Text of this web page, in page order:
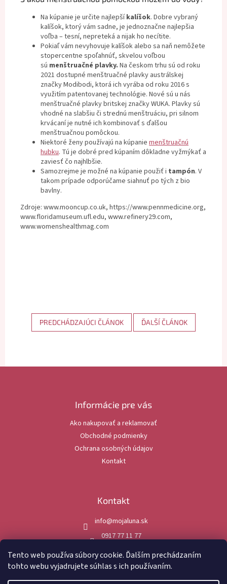
Tento web používa súbory cookie. Ďalším prechádzaním
tohto webu vyjadrujete súhlas s ich používaním.
Na kúpanie je určite najlepší kalíšok. Dobre vybraný
kalíšok, ktorý vám sadne, je jednoznačne najlepšia
voľba – tesní, nepreteká a nijak ho necítite.
Pokiaľ vám nevyhovuje kalíšok alebo sa naň nemôžete
stopercentne spoľahnúť, skvelou voľbou
sú menštruačné plavky. Na českom trhu sú od roku
2021 dostupné menštruačné plavky austrálskej
značkyModibodi, ktorá ich vyrába od roku 2016 s
využitím patentovanej technológie. Nové sú u nás
menštruačné plavky britskej značkyWUKA. Plavky sú
vhodné na slabšiu či strednú menštruáciu, pri silnom
krvácaní je nutné ich kombinovať s ďalšou
menštruačnou pomôckou.
Niektoré ženy používajú na kúpanie menštruačnú
hubku. Tú je dobré pred kúpaním dôkladne vyžmýkať a
zaviesť čo najhlbšie.
Samozrejme je možné na kúpanie použiť i tampón. V
takom prípade odporúčame siahnuť po tých z bio
bavlny.
Zdroje: www.mooncup.co.uk, https://www.pennmedicine.org,
www.floridamuseum.ufl.edu, www.refinery29.com,
www.womenshealthmag.com
PREDCHÁDZAJÚCI ČLÁNOK ĎALŠÍ ČLÁNOK
Informácie pre vás
Ako nakupovať a reklamovať
Obchodné podmienky
Ochrana osobných údajov
Kontakt
Kontakt
info@mojaluna.sk
0917 77 11 77
mojaluna.sk